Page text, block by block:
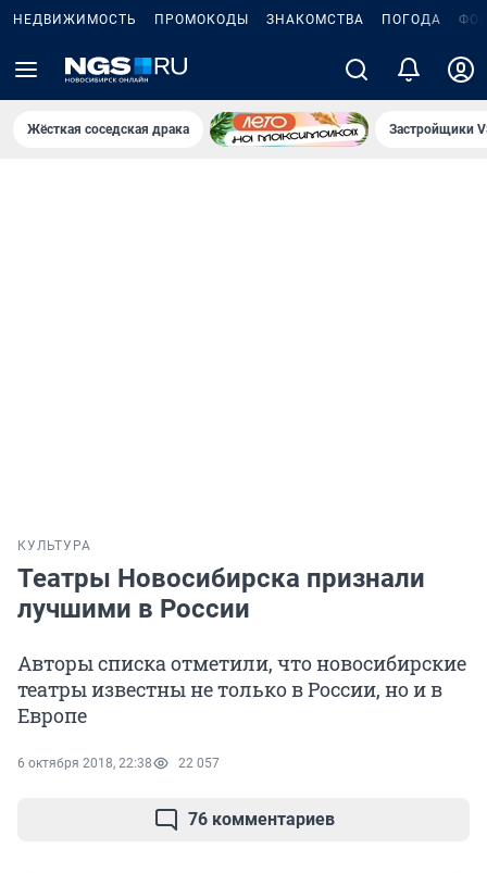
НЕДВИЖИМОСТЬ ПРОМОКОДЫ ЗНАКОМСТВА ПОГОДА
Жёсткая соседская драка Застройщики
КУЛЬТУРА
Театры Новосибирска признали
лучшими в России
Авторы списка отметили, что новосибирские
театры известны не только в России, но и в
Европе
6 октября 2018, 22:38 22 057
76 комментариев